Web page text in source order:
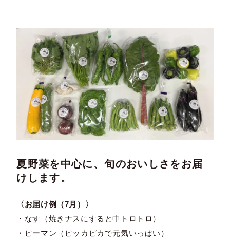
夏野菜を中心に、旬のおいしさをお届
けします。
〈お届け例（7月）〉
・なす（焼きナスにすると中トロトロ）
・ピーマン（ピッカピカで元気いっぱい）